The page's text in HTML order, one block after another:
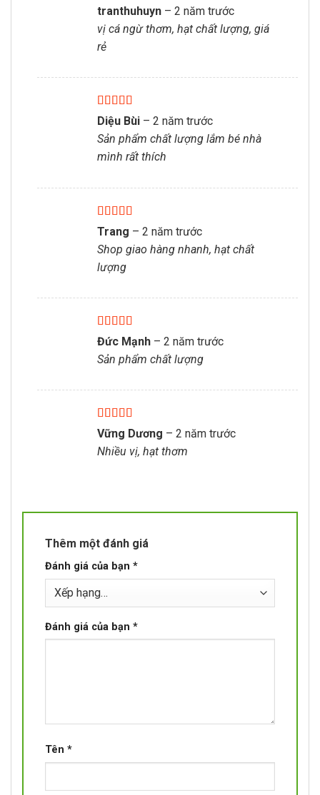
Được xếp
hạng55 sao
tranthuhuyn – 2 năm trước
vị cá ngừ thơm, hạt chất lượng, giá
rẻ
Được xếp
hạng 55 sao
Diệu Bùi – 2 năm trước
Sản phẩm chất lượng lắm bé nhà
mình rất thích
Được xếp
hạng55 sao
Trang – 2 năm trước
Shop giao hàng nhanh, hạt chất
lượng
Được xếp
hạng 55 sao
Đức Mạnh – 2 năm trước
Sản phẩm chất lượng
Được xếp
hạng5 5 sao
Vững Dương – 2 năm trước
Nhiều vị, hạt thơm
Thêm một đánh giá
Đánh giá của bạn *
Đánh giá của bạn *
Tên *